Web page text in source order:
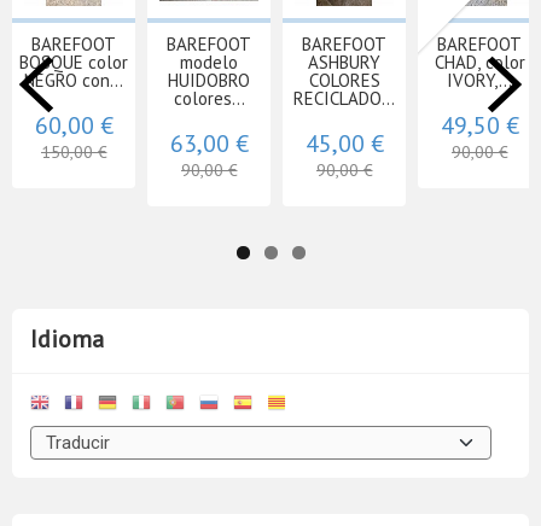
Idioma
BAREFOOT
BOSQUE color
NEGRO con...
60,00 €
150,00 €
BAREFOOT
modelo
HUIDOBRO
colores...
63,00 €
90,00 €
BAREFOOT
ASHBURY
COLORES
RECICLADO...
45,00 €
90,00 €
BAREFOOT
CHAD, color
IVORY,...
49,50 €
90,00 €